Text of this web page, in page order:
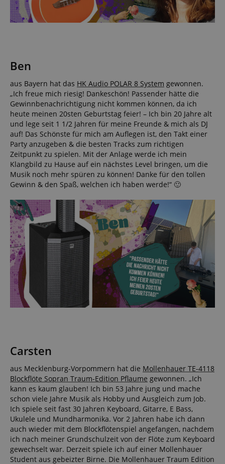
Ben
aus Bayern hat das HK Audio POLAR 8 System gewonnen.
„Ich freue mich riesig! Dankeschön! Passender hätte die
Gewinnbenachrichtigung nicht kommen können, da ich
heute meinen 20sten Geburtstag feier! – Ich bin 20 Jahre alt
und lege seit 1 1/2 Jahren für meine Freunde & mich als DJ
auf! Das Schönste für mich am Auflegen ist, den Takt einer
Party anzugeben & die besten Tracks zum richtigen
Zeitpunkt zu spielen. Mit der Anlage werde ich mein
Klangbild zu Hause auf ein nächstes Level bringen, um die
Musik noch mehr spüren zu können! Danke für den tollen
Gewinn & den Spaß, welchen ich haben werde!“ 🙂
Carsten
aus Mecklenburg-Vorpommern hat die Mollenhauer TE-4118
Blockflöte Sopran Traum-Edition Pflaume gewonnen. „Ich
kann es kaum glauben! Ich bin 53 Jahre jung und mache
schon viele Jahre Musik als Hobby und Ausgleich zum Job.
Ich spiele seit fast 30 Jahren Keyboard, Gitarre, E Bass,
Ukulele und Mundharmonika. Vor 2 Jahren habe ich dann
auch wieder mit dem Blockflötenspiel angefangen, nachdem
ich nach meiner Grundschulzeit von der Flöte zum Keyboard
gewechselt war. Derzeit spiele ich auf einer Mollenhauer
Student aus gebeizter Birne. Die Mollenhauer Traum Edition